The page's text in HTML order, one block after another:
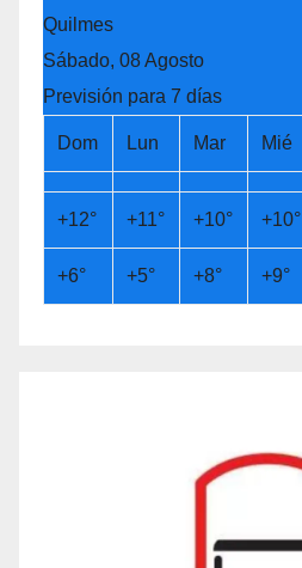
Quilmes
Sábado, 08 Agosto
Previsión para 7 días
Dom Lun Mar Mié
+12° +11° +10° +10°
+6° +5° +8° +9°